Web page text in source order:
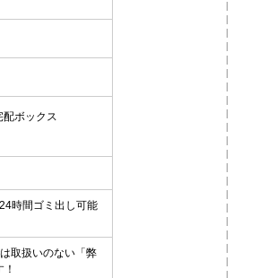
配ボックス
時間ゴミ出し可能
取扱いのない「弊